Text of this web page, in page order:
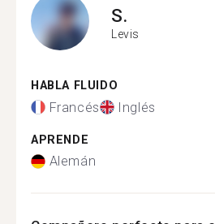
S.
Levis
HABLA FLUIDO
Francés Inglés
APRENDE
Alemán